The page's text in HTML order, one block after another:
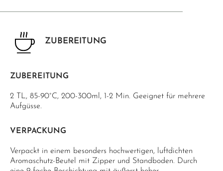
ZUBEREITUNG
ZUBEREITUNG
2 TL, 85-90°C, 200-300ml, 1-2 Min. Geeignet für mehrere
Aufgüsse.
VERPACKUNG
Verpackt in einem besonders hochwertigen, luftdichten
Aromaschutz-Beutel mit Zipper und Standboden. Durch